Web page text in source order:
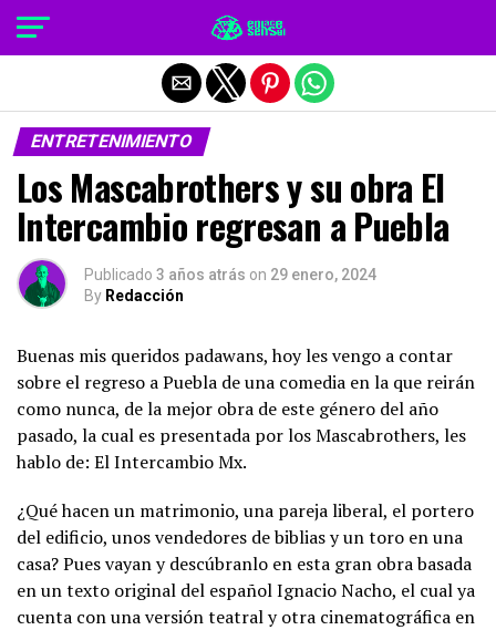
ENTRETENIMIENTO
Los Mascabrothers y su obra El
Intercambio regresan a Puebla
Publicado 3 años atrás on 29 enero, 2024
By Redacción
Buenas mis queridos padawans, hoy les vengo a contar
sobre el regreso a Puebla de una comedia en la que reirán
como nunca, de la mejor obra de este género del año
pasado, la cual es presentada por los Mascabrothers, les
hablo de: El Intercambio Mx.
¿Qué hacen un matrimonio, una pareja liberal, el portero
del edificio, unos vendedores de biblias y un toro en una
casa? Pues vayan y descúbranlo en esta gran obra basada
en un texto original del español Ignacio Nacho, el cual ya
cuenta con una versión teatral y otra cinematográfica en
Salir de la versión móvil